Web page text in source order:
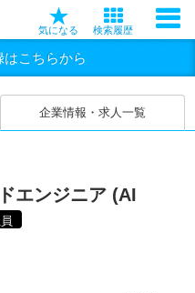
気になる 検索履歴
こちらから
企業情報・求人一覧
エンジニア (AI